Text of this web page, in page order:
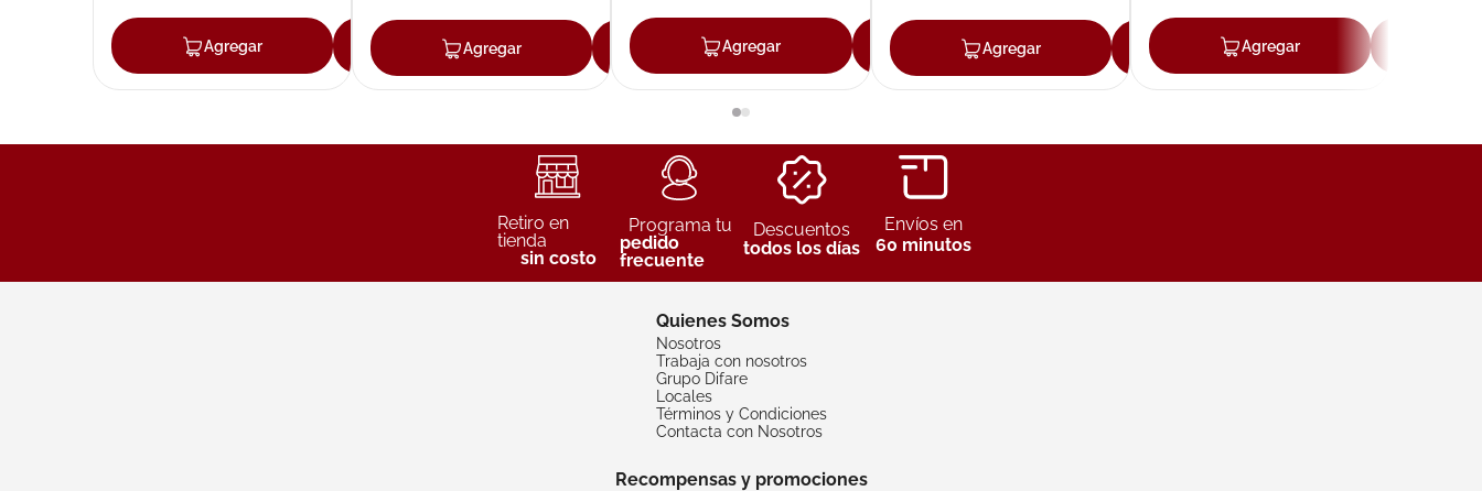
Agregar AgregarAgregar AgregarAgregar AgregarAgregar AgregarAgregar
Retiro en
tienda
sin costo
Programa tu
pedido
frecuente
Descuentos
todos los días
Envíos en
60 minutos
Quienes Somos
Nosotros
Trabaja con nosotros
Grupo Difare
Locales
Términos y Condiciones
Contacta con Nosotros
Recompensas y promociones